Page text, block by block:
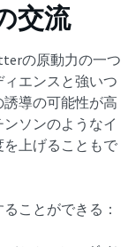
交流
の原動力の一つ
エンスと強いつ
導の可能性が高
ソンのようなイ
上げることもで
ことができる：